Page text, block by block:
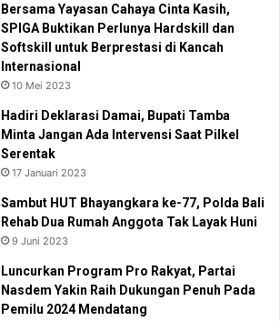
Bersama Yayasan Cahaya Cinta Kasih,
SPIGA Buktikan Perlunya Hardskill dan
Softskill untuk Berprestasi di Kancah
Internasional
10 Mei 2023
Hadiri Deklarasi Damai, Bupati Tamba
Minta Jangan Ada Intervensi Saat Pilkel
Serentak
17 Januari 2023
Sambut HUT Bhayangkara ke-77, Polda Bali
Rehab Dua Rumah Anggota Tak Layak Huni
9 Juni 2023
Luncurkan Program Pro Rakyat, Partai
Nasdem Yakin Raih Dukungan Penuh Pada
Pemilu 2024 Mendatang